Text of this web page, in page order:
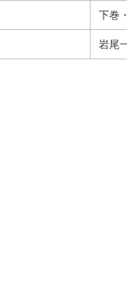
下巻
岩尾